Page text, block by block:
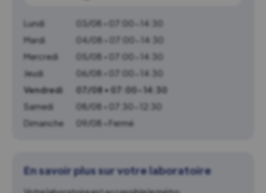
Lundi
03/08 • 07:00-14:30
Mardi
04/08 • 07:00-14:30
Mercredi
05/08 • 07:00-14:30
Jeudi
06/08 • 07:00-14:30
Vendredi
07/08 • 07:00-14:30
Samedi
08/08 • 07:30-12:30
Dimanche
09/08 • Fermé
En savoir plus sur votre laboratoire